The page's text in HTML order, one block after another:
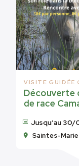
VISITE GUIDÉE
Découverte
de race
Jusqu'au
Saintes-